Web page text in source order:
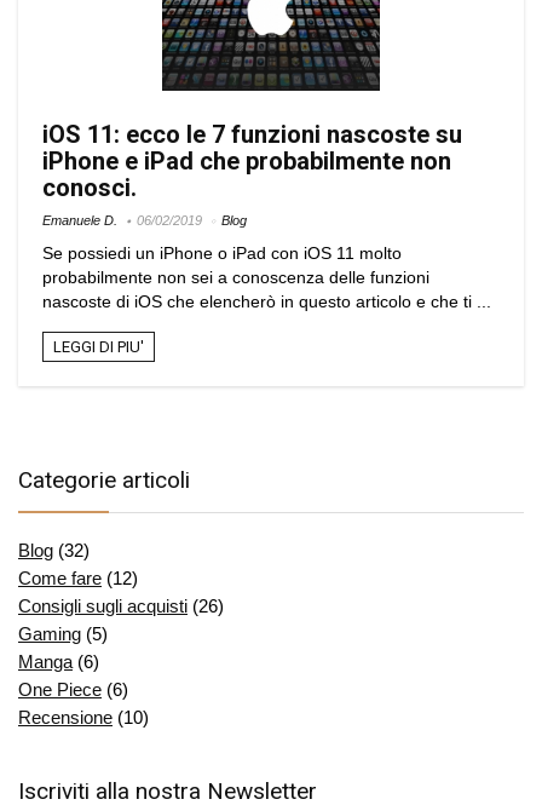
iOS 11: ecco le 7 funzioni nascoste su
iPhone e iPad che probabilmente non
conosci.
Emanuele D. 06/02/2019 Blog
Se possiedi un iPhone o iPad con iOS 11 molto
probabilmente non sei a conoscenza delle funzioni
nascoste di iOS che elencherò in questo articolo e che ti ...
LEGGI DI PIU'
Categorie articoli
Blog (32)
Come fare (12)
Consigli sugli acquisti (26)
Gaming (5)
Manga (6)
One Piece (6)
Recensione (10)
Iscriviti alla nostra Newsletter